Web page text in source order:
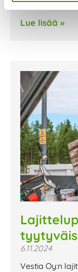
ilmaisjakelua.
Lue lisää »
6.11.2024
Vestia Oy:n